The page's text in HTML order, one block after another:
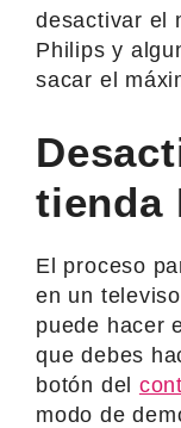
desactivar el
Philips y
sacar el
tienda
El proceso
en un
puede hacer
que debes
botón del
modo de